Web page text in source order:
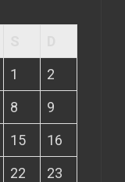
1
2
8
9
15
16
22
23